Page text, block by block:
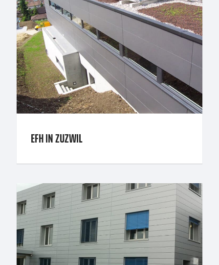
EFH IN ZUZWIL